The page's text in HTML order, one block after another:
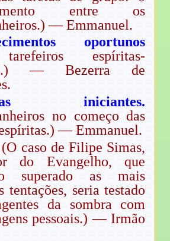
entre os
— Emmanuel.
oportunos
espíritas-
— Bezerra de
iniciantes.
no começo das
— Emmanuel.
(O caso de Filipe Simas,
do Evangelho, que
superado as mais
tentações, seria testado
da sombra com
pessoais.) — Irmão